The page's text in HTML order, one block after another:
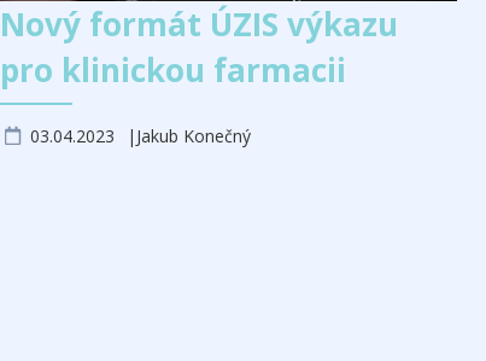
Nový formát ÚZIS výkazu
pro klinickou farmacii
03.04.2023 Jakub Konečný